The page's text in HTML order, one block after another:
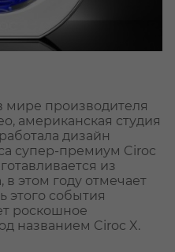
мире производителя
американская студия
дизайн
супер-премиум Ciroc
из
в этом году отмечает
этого события
роскошное
названием Ciroc X.